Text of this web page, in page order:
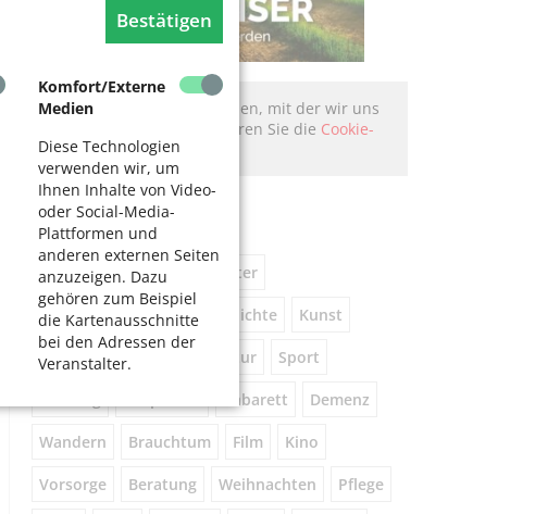
Bestätigen
Komfort/Externe
Medien
Diese Technologien
verwenden wir, um
Ihnen Inhalte von Video-
oder Social-Media-
Plattformen und
anderen externen Seiten
anzuzeigen. Dazu
gehören zum Beispiel
die Kartenausschnitte
bei den Adressen der
Veranstalter.
Hier könnte Werbung stehen, mit der wir uns
finanzieren. Bitte akzeptieren Sie die Cookie-
Meldung.
Schlagworte
Musik kostenlos Theater
Seniorennetzwerk Geschichte Kunst
Museum Natur Literatur Sport
Kabarett Demenz
Wandern Brauchtum Film Kino
Vorsorge Beratung Weihnachten Pflege